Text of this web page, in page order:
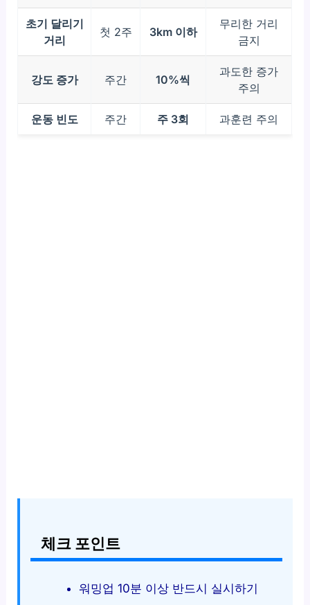
초기 달리기
거리
첫 2주 3km 이하
무리한 거리
금지
강도 증가 주간 10%씩
과도한 증가
주의
운동 빈도 주간 주 3회 과훈련 주의
체크 포인트
워밍업 10분 이상 반드시 실시하기